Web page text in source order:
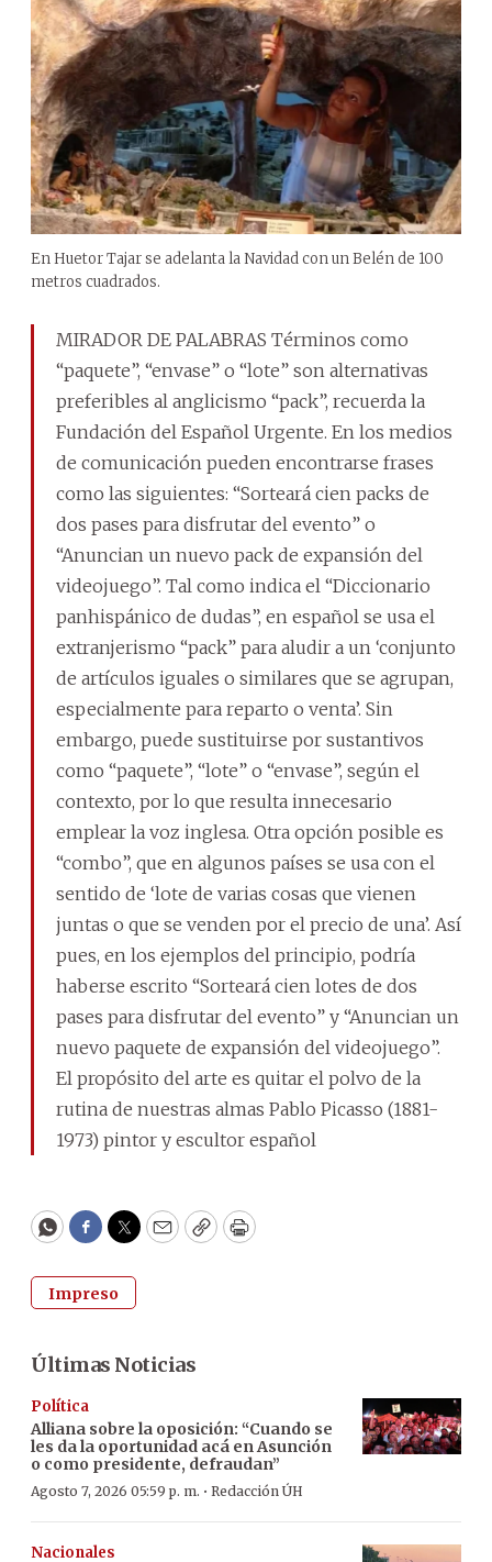
En Huetor Tajar se adelanta la Navidad con un Belén de 100
metros cuadrados.
MIRADOR DE PALABRAS Términos como
“paquete”, “envase” o “lote” son alternativas
preferibles al anglicismo “pack”, recuerda la
Fundación del Español Urgente. En los medios
de comunicación pueden encontrarse frases
como las siguientes: “Sorteará cien packs de
dos pases para disfrutar del evento” o
“Anuncian un nuevo pack de expansión del
videojuego”. Tal como indica el “Diccionario
panhispánico de dudas”, en español se usa el
extranjerismo “pack” para aludir a un ‘conjunto
de artículos iguales o similares que se agrupan,
especialmente para reparto o venta’. Sin
embargo, puede sustituirse por sustantivos
como “paquete”, “lote” o “envase”, según el
contexto, por lo que resulta innecesario
emplear la voz inglesa. Otra opción posible es
“combo”, que en algunos países se usa con el
sentido de ‘lote de varias cosas que vienen
juntas o que se venden por el precio de una’. Así
pues, en los ejemplos del principio, podría
haberse escrito “Sorteará cien lotes de dos
pases para disfrutar del evento” y “Anuncian un
nuevo paquete de expansión del videojuego”.
El propósito del arte es quitar el polvo de la
rutina de nuestras almas Pablo Picasso (1881-
1973) pintor y escultor español
WhatsApp
Facebook
Twitter
EmailCopyPrint
Impreso
Últimas Noticias
Política
Alliana sobre la oposición: “Cuando se
les da la oportunidad acá en Asunción
o como presidente, defraudan”
Agosto 7, 2026 05:59 p. m. · Redacción ÚH
Nacionales